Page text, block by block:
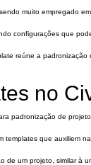
muito empregado
configurações que
reúne a
no
padronização de
templates que auxiliem
de um projeto, similar à